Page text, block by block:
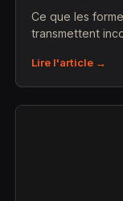
Ce que les
transmettent
Lire l'article →